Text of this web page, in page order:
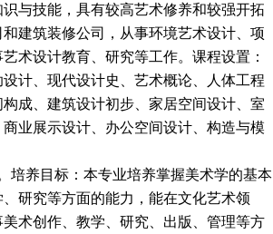
与技能，具有较高艺术修养和较强开拓
建筑装修公司，从事环境艺术设计、项
术设计教育、研究等工作。课程设置：
计、现代设计史、艺术概论、人体工程
成、建筑设计初步、家居空间设计、室
业展示设计、办公空间设计、构造与模
培养目标：本专业培养掌握美术学的基本
研究等方面的能力，能在文化艺术领
术创作、教学、研究、出版、管理等方